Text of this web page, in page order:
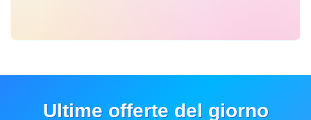
Ultime offerte del giorno